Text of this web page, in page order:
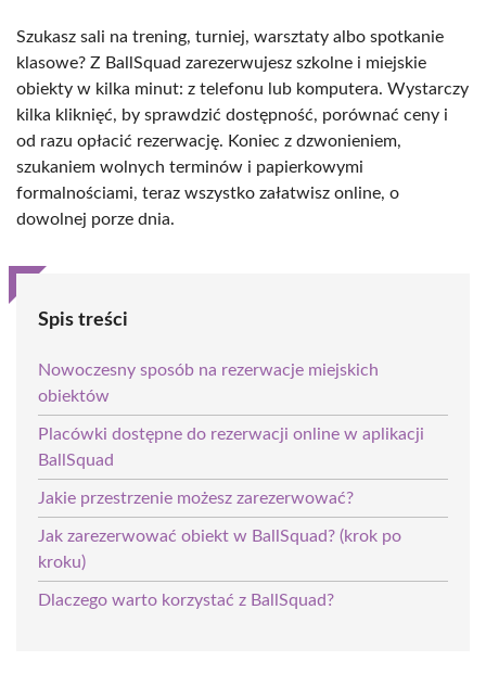
Szukasz sali na trening, turniej, warsztaty albo spotkanie
klasowe? Z BallSquad zarezerwujesz szkolne i miejskie
obiekty w kilka minut: z telefonu lub komputera. Wystarczy
kilka kliknięć, by sprawdzić dostępność, porównać ceny i
od razu opłacić rezerwację. Koniec z dzwonieniem,
szukaniem wolnych terminów i papierkowymi
formalnościami, teraz wszystko załatwisz online, o
dowolnej porze dnia.
Spis treści
Nowoczesny sposób na rezerwacje miejskich
obiektów
Placówki dostępne do rezerwacji online w aplikacji
BallSquad
Jakie przestrzenie możesz zarezerwować?
Jak zarezerwować obiekt w BallSquad? (krok po
kroku)
Dlaczego warto korzystać z BallSquad?